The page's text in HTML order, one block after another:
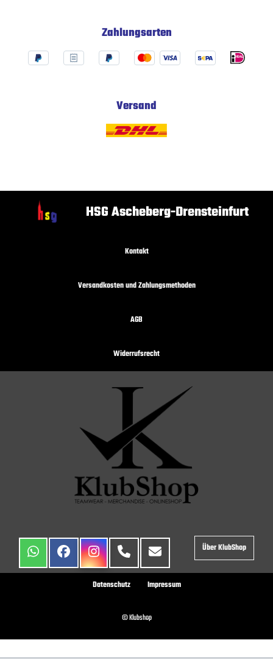
Zahlungsarten
Versand
HSG Ascheberg-Drensteinfurt
Kontakt
Versandkosten und Zahlungsmethoden
AGB
Widerrufsrecht
Über KlubShop
Datenschutz Impressum
© Klubshop